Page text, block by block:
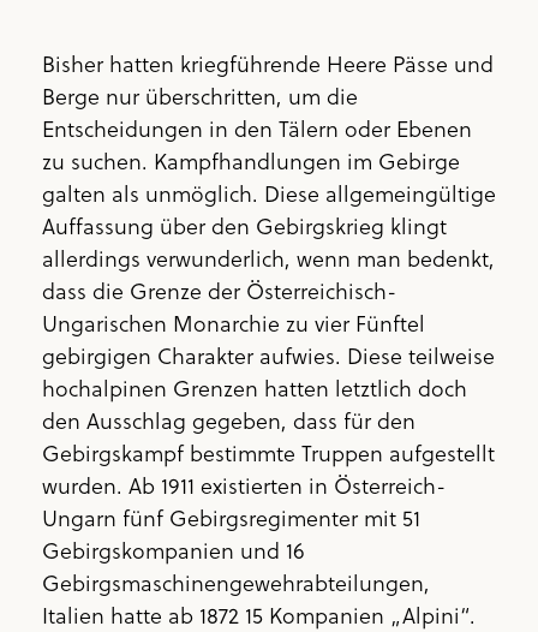
Bisher hatten kriegführende Heere Pässe und
Berge nur überschritten, um die
Entscheidungen in den Tälern oder Ebenen
zu suchen. Kampfhandlungen im Gebirge
galten als unmöglich. Diese allgemeingültige
Auffassung über den Gebirgskrieg klingt
allerdings verwunderlich, wenn man bedenkt,
dass die Grenze der Österreichisch-
Ungarischen Monarchie zu vier Fünftel
gebirgigen Charakter aufwies. Diese teilweise
hochalpinen Grenzen hatten letztlich doch
den Ausschlag gegeben, dass für den
Gebirgskampf bestimmte Truppen aufgestellt
wurden. Ab 1911 existierten in Österreich-
Ungarn fünf Gebirgsregimenter mit 51
Gebirgskompanien und 16
Gebirgsmaschinengewehrabteilungen,
Italien hatte ab 1872 15 Kompanien „Alpini“.